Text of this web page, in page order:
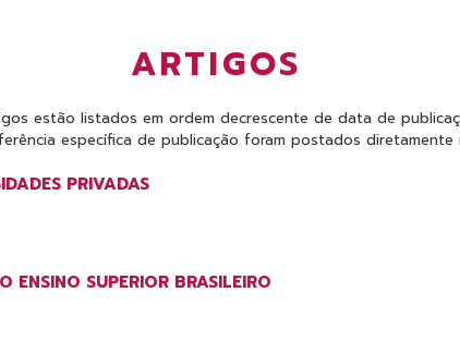
ARTIGOS
estão listados em ordem decrescente de data de
específica de publicação foram postados
PRIVADAS
SUPERIOR BRASILEIRO